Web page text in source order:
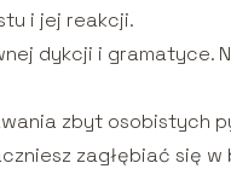
i jej reakcji.
dykcji i gramatyce.
zbyt osobistych
zagłębiać się